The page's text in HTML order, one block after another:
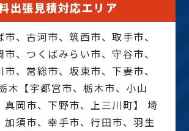
出張見積対応エリア
、古河市、筑西市、取手市、
、つくばみらい市、守谷市、
、常総市、坂東市、下妻市、
木【宇都宮市、栃木市、小山
真岡市、下野市、上三川町】 埼
加須市、幸手市、行田市、羽生